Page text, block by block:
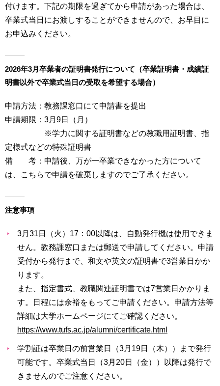
い
合
わ
せ
通
ア
ス
イ
マ
ッ
付けます。下記の期限を過ぎてから申請があった場合は、
卒業式当日にお渡しすることができませんので、お早目に
お申込みください。
2026年3月卒業者の証明書発行について（卒業証明書・成績証
明書以外で卒業式当日の受取を希望する場合）
申請方法：教務課窓口にて申請書を提出
申請期限：3月9日（月）
※学力に関する証明書などの教職用証明書、指
定様式などの特殊証明書
備 考：申請後、万が一卒業できなかった方について
は、こちらで申請を破棄しますのでご了承ください。
注意事項
3月31日（火）17：00以降は、自動発行機は使用できま
せん。教務課窓口または郵送で申請してください。申請
受付から発行まで、和文や英文の証明書で3営業日かか
ります。
また、指定書式、教職関連証明書では7営業日かかりま
す。日程には余裕をもってご申請ください。申請方法等
詳細は大学ホームページにてご確認ください。
https://www.tufs.ac.jp/alumni/certificate.html
学割証は卒業日の前営業日（3月19日（木））まで発行
可能です。卒業式当日（3月20日（金））以降は発行で
きませんのでご注意ください。